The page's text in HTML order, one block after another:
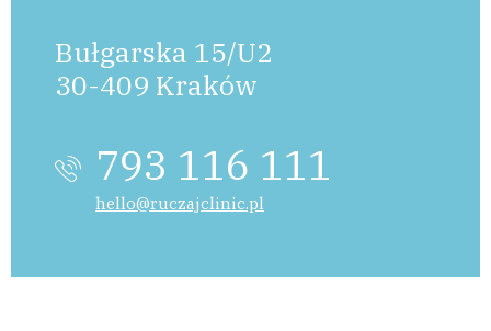
Bułgarska 15/U2
30-409 Kraków
793 116 111
hello@ruczajclinic.pl